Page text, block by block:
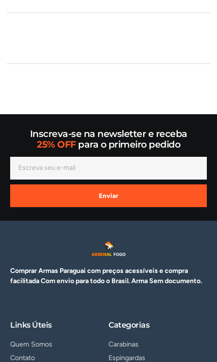
Inscreva-se na newsletter e receba
25% OFFpara o primeiro pedido
Enviar
Comprar Armas Paraguai com preços acessíveis e compra
facilitada Com envio para todo o Brasil. ArmaSem documento.
Links Úteis
Quem Somos
Contato
Categorias
Carabinas
Espingardas